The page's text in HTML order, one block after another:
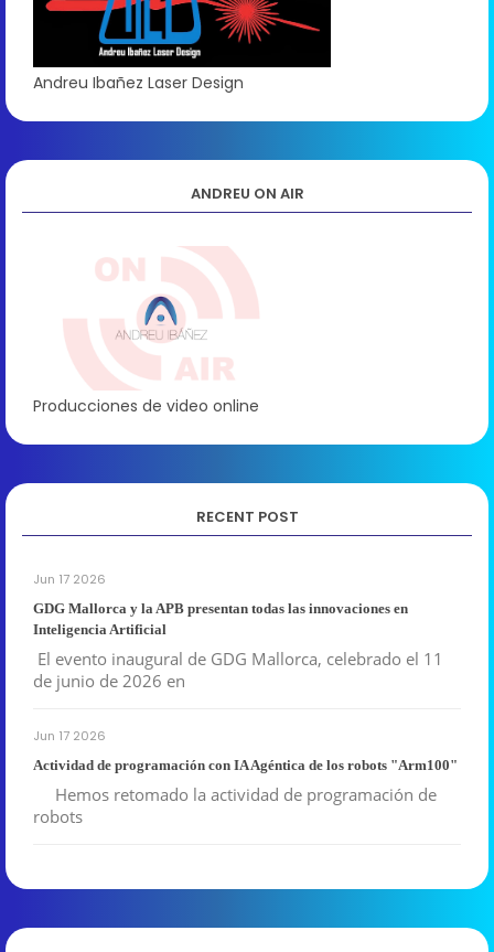
Andreu Ibañez Laser Design
ANDREU ON AIR
Producciones de video online
RECENT POST
Jun 17 2026
GDG Mallorca y la APB presentan todas las innovaciones en
Inteligencia Artificial
El evento inaugural de GDG Mallorca, celebrado el 11
de junio de 2026 en
Jun 17 2026
Actividad de programación con IA Agéntica de los robots "Arm100"
Hemos retomado la actividad de programación de
robots